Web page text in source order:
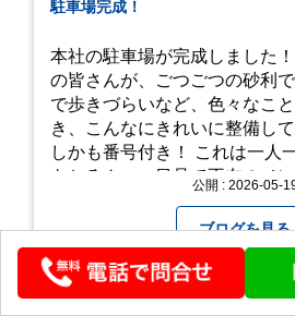
駐車場完成！
本社の駐車場が完成しました
の皆さんが、ごつごつの砂利
で歩きづらいなど、色々なこ
き、こんなにきれいに整備し
しかも番号付き！ これは一人
もちろん、一目見て不在のメ
は毎月「環境整備点検」を実
働くスタッフの為、会社を皆
組みを実施しております！ 心
力を重ねてまいります！
公開 : 2026-05-
ブログを見る